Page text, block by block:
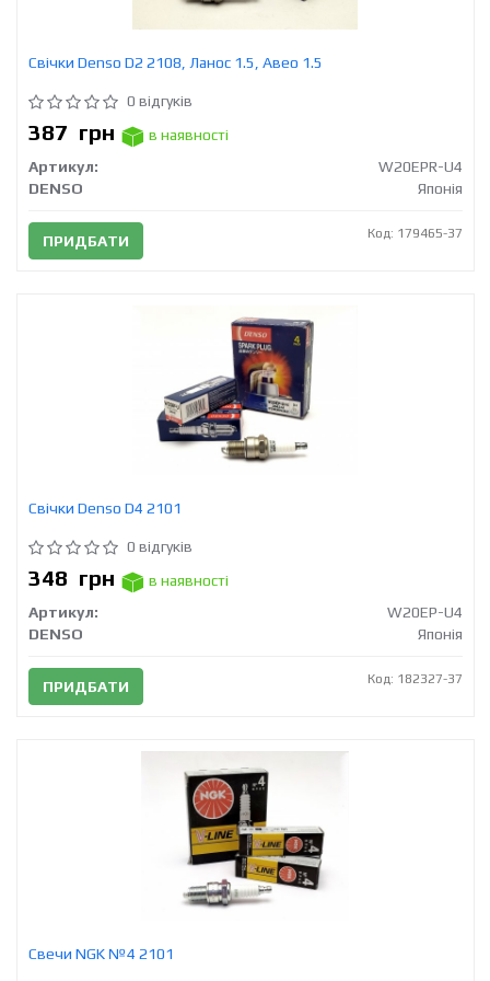
Свічки Denso D2 2108, Ланос 1.5, Авео 1.5
0 відгуків
387 грн
в наявності
Артикул:
W20EPR-U4
DENSO
Японія
ПРИДБАТИ Код: 179465-37
Свічки Denso D4 2101
0 відгуків
348 грн
в наявності
Артикул:
W20EP-U4
DENSO
Японія
ПРИДБАТИ Код: 182327-37
Свечи NGK №4 2101